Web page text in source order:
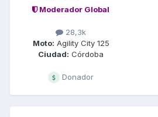
Moderador Global
28,3k
Moto: Agility City 125
Ciudad: Córdoba
Donador